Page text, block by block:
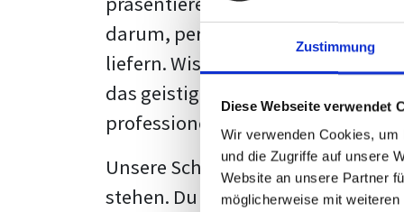
Zustimmung
Diese Webseite verwendet
Wir verwenden Cookies,
und die Zugriffe auf unsere
Website an unsere Partner
möglicherweise mit
darum, persönliche Meinungen
liefern. Wissenschaftliche Texte,
das geistige Eigentum des
professionell zu kommunizieren.
Unsere Schulung wurde mit Blick
stehen. Du wirst nicht nur